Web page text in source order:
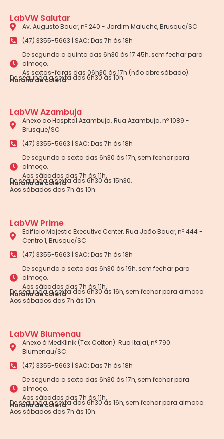
LabVW Salutar
Av. Augusto Bauer, nº 240 - Jardim Maluche, Brusque/SC
(47) 3355-5663 | SAC: Das 7h às 18h
De segunda a quinta das 6h30 às 17:45h, sem fechar para
almoço.
As sextas-feiras das 06h30 às 17h (não abre sábado).
Horário de coleta
De segunda a sexta das 6h30 às 10h.
LabVW Azambuja
Anexo ao Hospital Azambuja. Rua Azambuja, nº 1089 -
Brusque/SC
(47) 3355-5663 | SAC: Das 7h às 18h
De segunda a sexta das 6h30 às 17h, sem fechar para
almoço.
Aos sábados das 7h às 11h.
Horário de coleta
De segunda a sexta das 6h30 às 15h30.
Aos sábados das 7h às 10h.
LabVW Prime
Edifício Majestic Executive Center. Rua João Bauer, nº 444 -
Centro 1, Brusque/SC
(47) 3355-5663 | SAC: Das 7h às 18h
De segunda a sexta das 6h30 às 19h, sem fechar para
almoço.
Aos sábados das 7h às 11h.
Horário de coleta
De segunda a sexta das 6h30 às 16h, sem fechar para almoço.
Aos sábados das 7h às 10h.
LabVW Blumenau
Anexo à MedKlinik (Tex Cotton). Rua Itajaí, n° 790.
Blumenau/SC
(47) 3355-5663 | SAC: Das 7h às 18h
De segunda a sexta das 6h30 às 17h, sem fechar para
almoço.
Aos sábados das 7h às 11h.
Horário de coleta
De segunda a sexta das 6h30 às 16h, sem fechar para almoço.
Aos sábados das 7h às 10h.